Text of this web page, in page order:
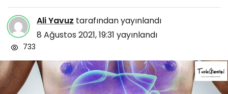
Ali Yavuz tarafından yayınlandı
8 Ağustos 2021, 19:31 yayınlandı
733